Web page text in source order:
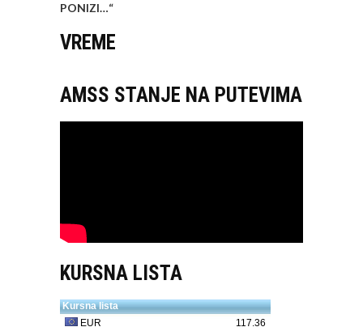
PONIZI…“
VREME
AMSS STANJE NA PUTEVIMA
KURSNA LISTA